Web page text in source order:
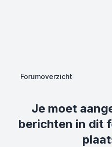
Forumoverzicht
Je moet
berichten in dit